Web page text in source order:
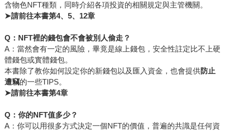
含物色NFT種類，同時介紹各項投資的相關規定與主管機關。
➤請前往本書第4、5、12章
Q：NFT裡的錢包會不會被別人偷走？
A：當然會有一定的風險，畢竟是線上錢包，安全性註定比不上硬
體錢包或實體錢包。
本書除了教你如何設定你的新錢包以及匯入資金，也會提供防止
遭竊的一些TIPS。
➤請前往本書第4章
Q：你的NFT值多少？
A：你可以用很多方式決定一個NFT的價值，普遍的共識是任何資